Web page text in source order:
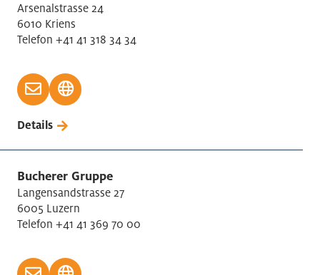
Arsenalstrasse 24
6010 Kriens
Telefon +41 41 318 34 34
Details
Bucherer Gruppe
Langensandstrasse 27
6005 Luzern
Telefon +41 41 369 70 00